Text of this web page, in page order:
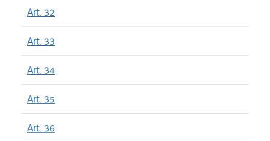
Art. 32
Art. 33
Art. 34
Art. 35
Art. 36